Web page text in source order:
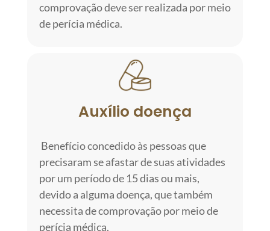
comprovação deve ser realizada por meio
de perícia médica.
Auxílio doença
Benefício concedido às pessoas que
precisaram se afastar de suas atividades
por um período de 15 dias ou mais,
devido a alguma doença, que também
necessita de comprovação por meio de
perícia médica.